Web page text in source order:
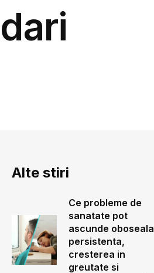
Alte stiri
Ce probleme de
sanatate pot
ascunde oboseala
persistenta,
cresterea in
greutate si